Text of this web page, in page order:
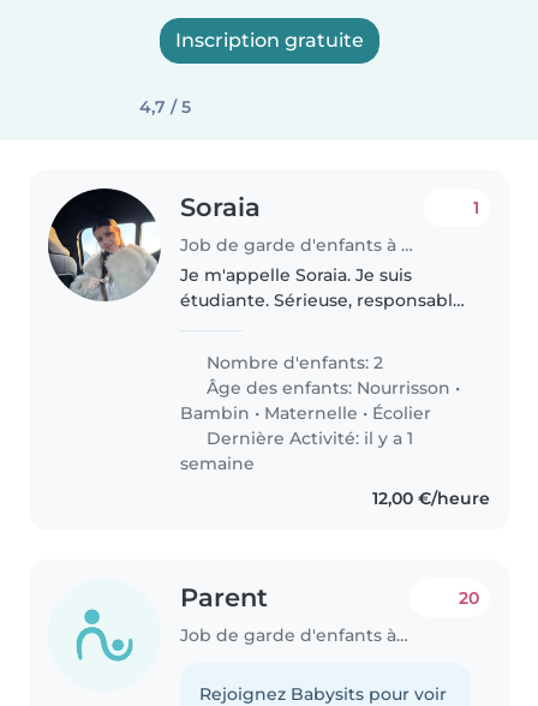
Inscription gratuite
4,7 / 5
Soraia
Job de garde d'enfants à Pétange
1
Je m'appelle Soraia. Je suis
étudiante. Sérieuse, responsable
passer du temps avec les
enfants, jouer avec eux et les
accompagner dans leurs
activités...
Nombre d'enfants: 2
Âge des enfants: Nourrisson •
Bambin • Maternelle • Écolier
Dernière Activité: il y a 1
semaine
12,00 €/heure
Parent
Job de garde d'enfants à Pétange
20
Rejoignez Babysits pour voir